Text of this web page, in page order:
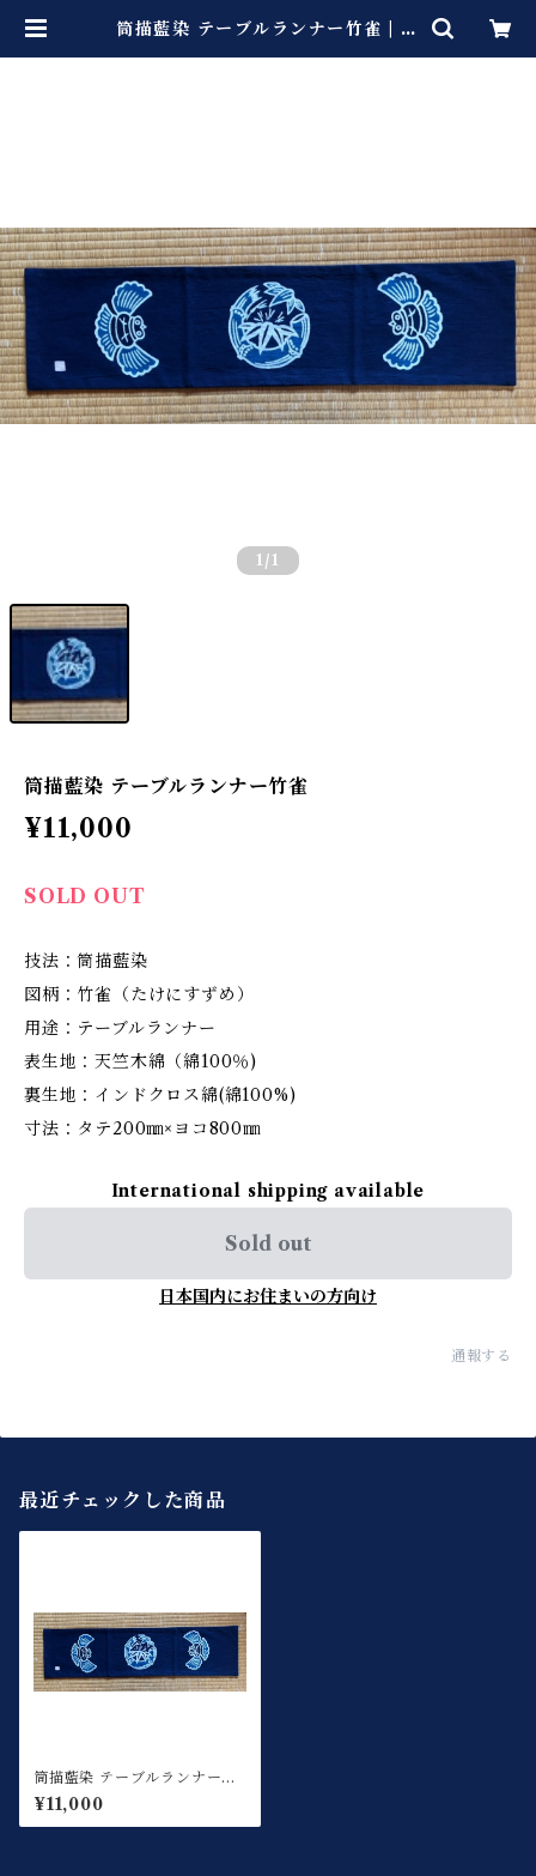
筒描藍染 テーブルランナー竹雀 | 長
1 /1
筒描藍染 テーブルランナー竹雀
¥11,000
SOLD OUT
技法：筒描藍染
図柄：竹雀（たけにすずめ）
用途：テーブルランナー
表生地：天竺木綿（綿100％)
裏生地：インドクロス綿(綿100%)
寸法：タテ200㎜×ヨコ800㎜
International shipping available
Sold out
日本国内にお住まいの方向け
通報する
最近チェックした商品
筒描藍染 テーブルランナー竹
雀
¥11,000